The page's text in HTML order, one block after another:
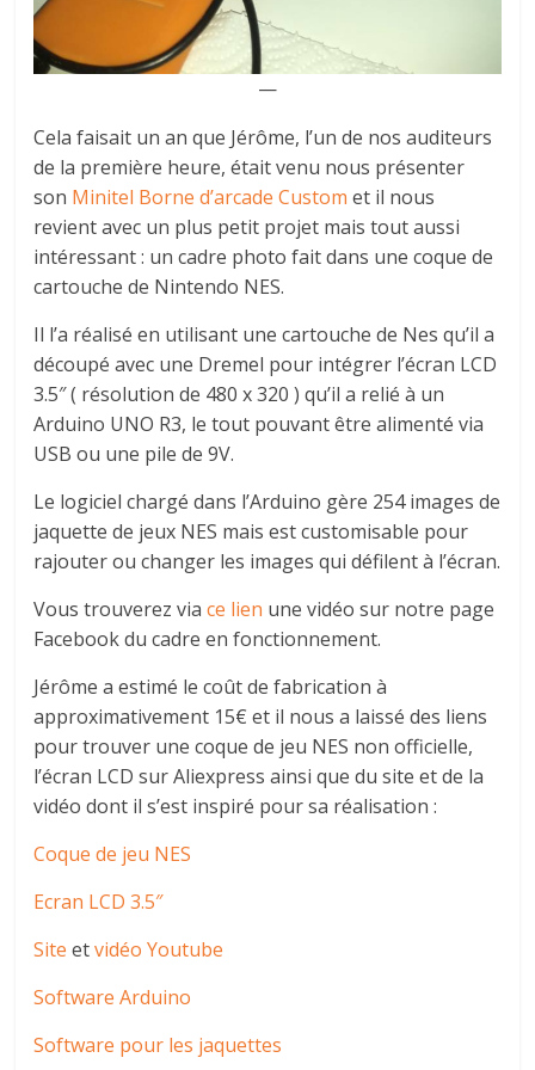
—
Cela faisait un an que Jérôme, l’un de nos auditeurs
de la première heure, était venu nous présenter
son Minitel Borne d’arcade Custom et il nous
revient avec un plus petit projet mais tout aussi
intéressant : un cadre photo fait dans une coque de
cartouche de Nintendo NES.
Il l’a réalisé en utilisant une cartouche de Nes qu’il a
découpé avec une Dremel pour intégrer l’écran LCD
3.5″ ( résolution de 480 x 320 ) qu’il a relié à un
Arduino UNO R3, le tout pouvant être alimenté via
USB ou une pile de 9V.
Le logiciel chargé dans l’Arduino gère 254 images de
jaquette de jeux NES mais est customisable pour
rajouter ou changer les images qui défilent à l’écran.
Vous trouverez viace lien une vidéo sur notre page
Facebook du cadre en fonctionnement.
Jérôme a estimé le coût de fabrication à
approximativement 15€ et il nous a laissé des liens
pour trouver une coque de jeu NES non officielle,
l’écran LCD sur Aliexpress ainsi que du site et de la
vidéo dont il s’est inspiré pour sa réalisation :
Coque de jeu NES
Ecran LCD 3.5″
Site etvidéo Youtube
Software Arduino
Software pour les jaquettes